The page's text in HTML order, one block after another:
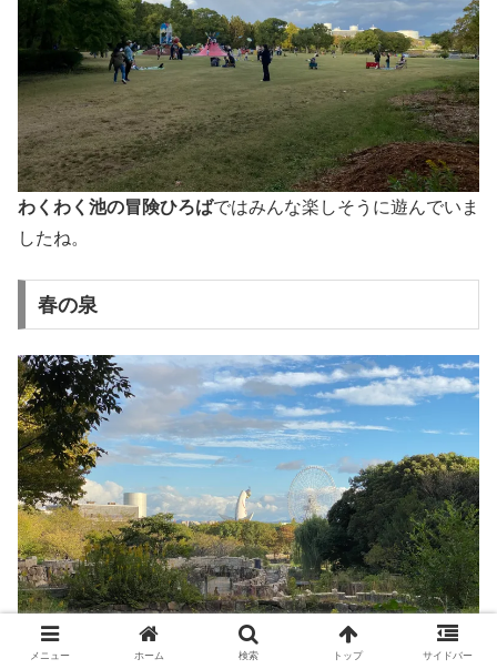
わくわく池の冒険ひろばではみんな楽しそうに遊んでいま
したね。
春の泉
メニュー ホーム 検索 トップ サイドバー